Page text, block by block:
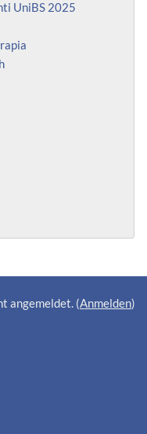
UniBS 2025
angemeldet. (Anmelden)